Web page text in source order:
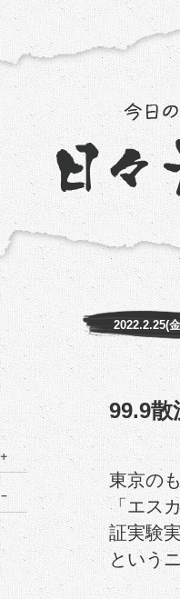
2022.2.25(
99.9散
東京の
「エス
証実験
という